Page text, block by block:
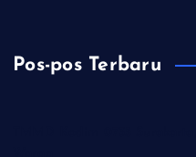
Pos-pos Terbaru